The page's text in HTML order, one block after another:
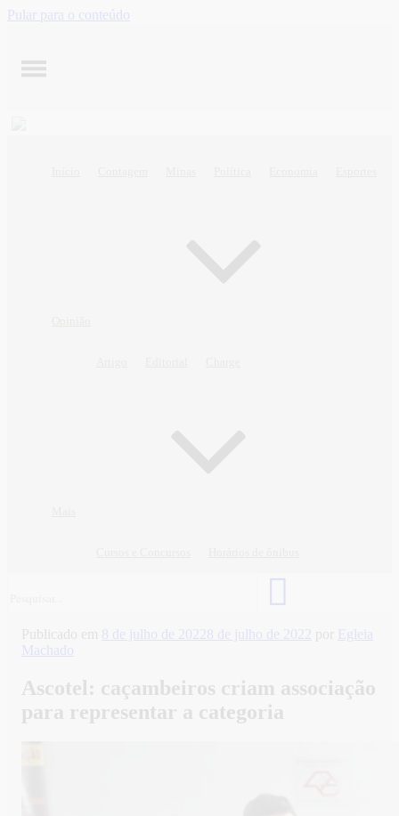
Pular para o conteúdo
Publicado em 8 de julho de 2022 8 de julho de 2022 por
Egleia
Machado
Ascotel: caçambeiros criam associação
para representar a categoria